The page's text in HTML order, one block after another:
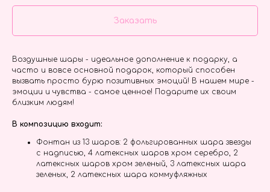
Заказать
Воздушные шары - идеальное дополнение к подарку, а
часто и вовсе основной подарок, который способен
вызвать просто бурю позитивных эмоций! В нашем мире -
эмоции и чувства - самое ценное! Подарите их своим
близким людям!
В композицию входит:
Фонтан из 13 шаров: 2 фольгированных шара звезды
с надписью, 4 латексных шаров хром серебро, 2
латексных шаров хром зеленый, 3 латексных шара
зеленых, 2 латексных шара коммуфляжных